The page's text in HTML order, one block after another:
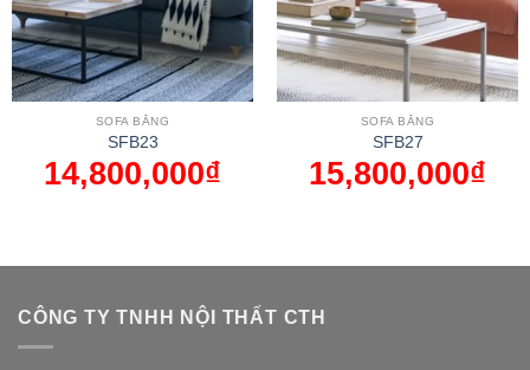
SOFA BĂNG
SFB23
14,800,000₫
SOFA BĂNG
SFB27
15,800,000₫
CÔNG TY TNHH NỘI THẤT CTH